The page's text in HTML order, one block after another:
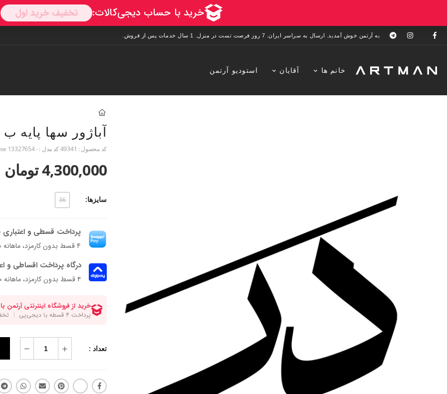
به آرتمن خوش آمدید. ارسال به سراسر ایران. 7 روز فرصت تست در منزل. 1 سال خدمات پس از فروش.
خانم ها آقایان استودیو آرتمن
آباژور سها پایه ب
کد محصول : 49341کد مدل :- house 13327654
4,300,000 تومان
سایزها: 36
پرداخت قسطی و اعتباری
۴ قسط بدون کارمزد، ماهانه ۱٬۰۷۵٬۰۰۰ تومان
درگاه پرداخت اقساطی و
۴ قسط بدون کارمزد، ماهانه 1,075,000 تومان
تعداد :